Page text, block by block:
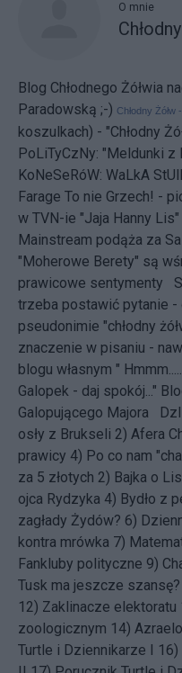
O mnie
Blog Chłodnego Żółwia
Paradowską ;-) Chłodny Żółw
koszulkach) - "Chłodny
PoLiTyCzNy: "Meldunki z
KoNeSeRóW: WaLkA
Farage To nie Grzech! -
w TVN-ie "Jaja Hanny
Mainstream podąża za
"Moherowe Berety" są
prawicowe sentymenty
trzeba postawić pytanie
pseudonimie "chłodny
znaczenie w pisaniu -
blogu własnym "
Galopek - daj spokój..."
Galopującego Majora
osły z Brukseli 2) Afera
prawicy 4) Po co nam
za 5 złotych 2) Bajka o
ojca Rydzyka 4) Bydło z
zagłady Żydów? 6)
kontra mrówka 7)
Fankluby polityczne 9)
Tusk ma jeszcze szansę?
12) Zaklinacze elektoratu
zoologicznym 14)
Turtle i Dziennikarze I 16)